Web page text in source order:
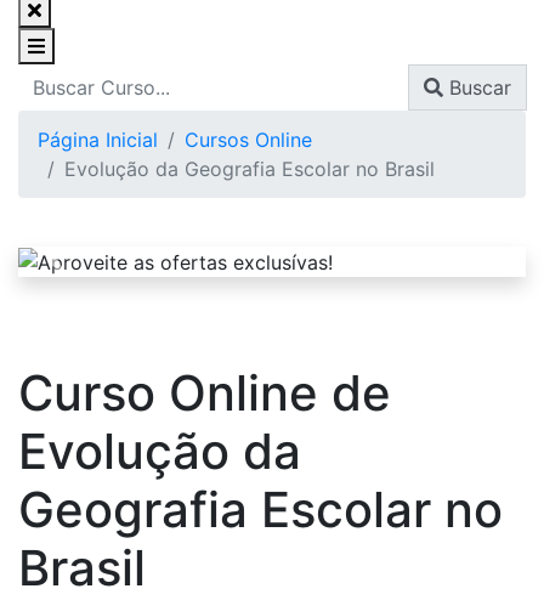
Buscar
Página Inicial
Cursos Online
Evolução da Geografia Escolar no Brasil
Curso Online de
Evolução da
Geografia Escolar no
Brasil